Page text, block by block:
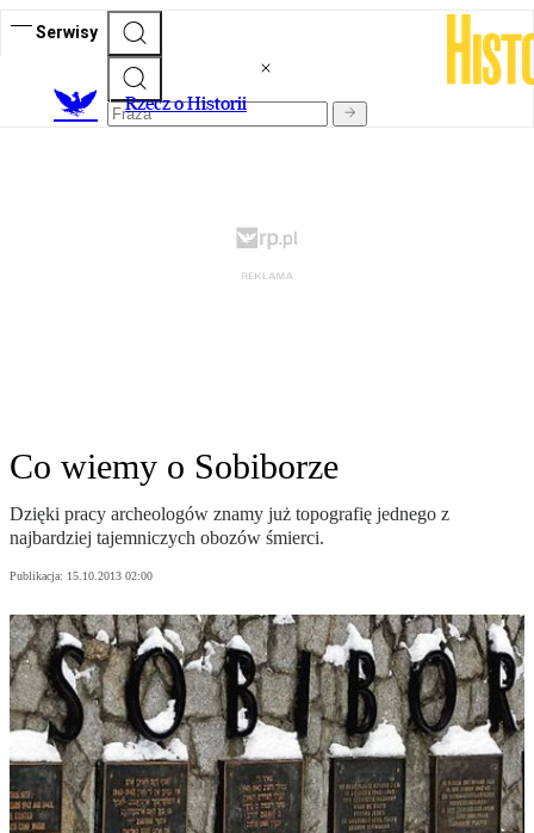
Serwisy
Rzecz o Historii
Co wiemy o Sobiborze
Dzięki pracy archeologów znamy już topografię jednego z
najbardziej tajemniczych obozów śmierci.
Publikacja: 15.10.2013 02:00